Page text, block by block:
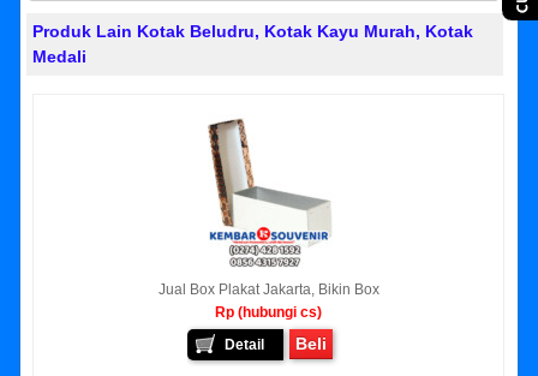
Produk Lain Kotak Beludru, Kotak Kayu Murah, Kotak
Medali
Jual Box Plakat Jakarta, Bikin Box
Rp (hubungi cs)
Detail
Beli